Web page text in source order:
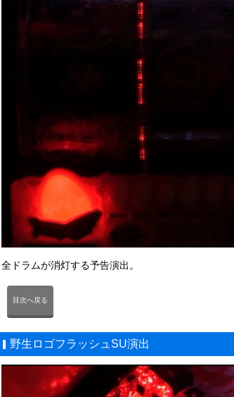
全ドラムが消灯する予告演出。
目次へ戻る
野生ロゴフラッシュSU演出